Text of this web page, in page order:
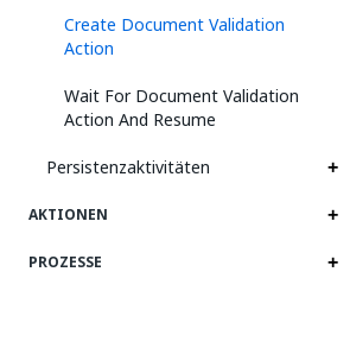
Create Document Validation
Action
Wait For Document Validation
Action And Resume
Persistenzaktivitäten
AKTIONEN
PROZESSE